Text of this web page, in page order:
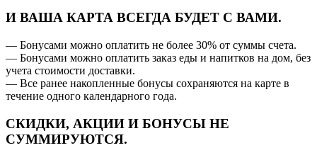
И ВАША КАРТА ВСЕГДА БУДЕТ С ВАМИ.
— Бонусами можно оплатить не более 30% от суммы счета.
— Бонусами можно оплатить заказ еды и напитков на дом, без
учета стоимости доставки.
— Все ранее накопленные бонусы сохраняются на карте в
течение одного календарного года.
СКИДКИ, АКЦИИ И БОНУСЫ НЕ
СУММИРУЮТСЯ.